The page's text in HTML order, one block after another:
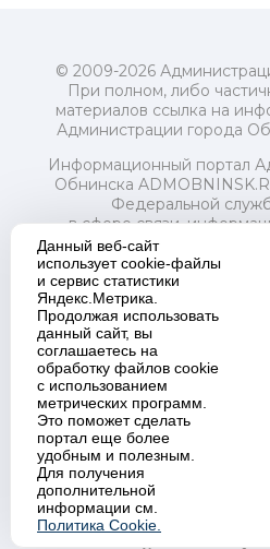
© 2009-2026
При полном, либо
материалов ссылка на
Администрации города
Информационный портал
Обнинска
Федеральной
в сфере связи,
и массовых коммуникаций
2018
Свидетельство о
Учредитель:
распорядительный орган)
Обнинск". Главный
Адрес электронной
Телефон Редакции:
Настоящий ресурс
Политика в отношении
Данный веб-сайт
использует cookie-файлы
и сервис статистики
Яндекс.Метрика.
Продолжая использовать
данный сайт, вы
соглашаетесь на
обработку файлов cookie
с использованием
метрических программ.
Это поможет сделать
портал еще более
удобным и полезным.
Для получения
дополнительной
информации см.
Политика Cookie.